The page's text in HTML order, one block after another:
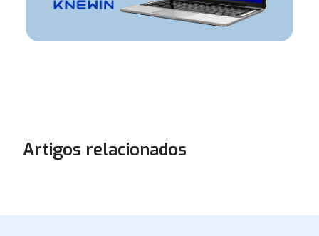
Artigos relacionados